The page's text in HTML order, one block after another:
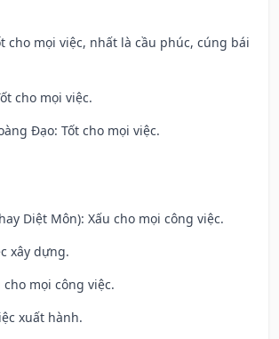
cho mọi việc, nhất là cầu phúc, cúng bái
cho mọi việc.
Đạo: Tốt cho mọi việc.
Diệt Môn): Xấu cho mọi công việc.
xây dựng.
cho mọi công việc.
xuất hành.